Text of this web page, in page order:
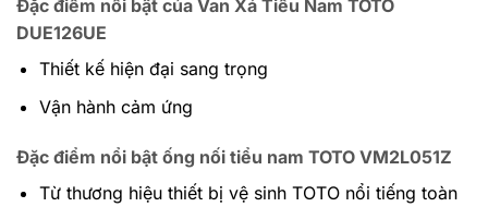
Đặc điểm nổi bật của Van Xả Tiểu Nam TOTO
DUE126UE
Thiết kế hiện đại sang trọng
Vận hành cảm ứng
Đặc điểm nổi bật ống nối tiểu nam TOTO VM2L051Z
Từ thương hiệu thiết bị vệ sinh TOTO nổi tiếng toàn